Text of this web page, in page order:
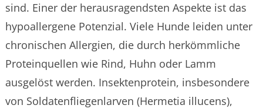
sind. Einer der herausragendsten Aspekte ist das
hypoallergene Potenzial. Viele Hunde leiden unter
chronischen Allergien, die durch herkömmliche
Proteinquellen wie Rind, Huhn oder Lamm
ausgelöst werden. Insektenprotein, insbesondere
von Soldatenfliegenlarven (Hermetia illucens),